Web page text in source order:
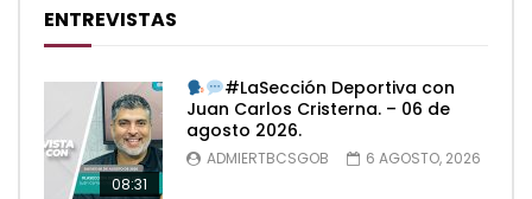
ENTREVISTAS
08:31
#LaSección Deportiva con
Juan Carlos Cristerna. – 06 de
agosto 2026.
ADMIERTBCSGOB 6 AGOSTO, 2026